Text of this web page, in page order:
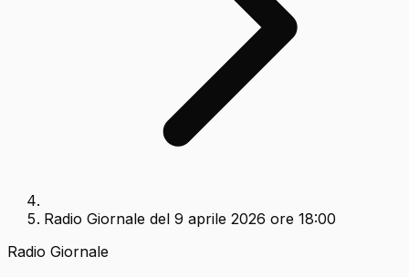
Radio Giornale del 9 aprile 2026 ore 18:00
Radio Giornale